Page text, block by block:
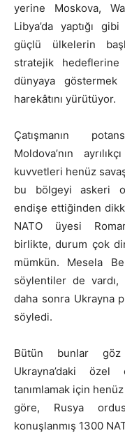
yerine Moskova,
Libya’da yaptığı
güçlü ülkelerin
stratejik hedeflerine
dünyaya
harekâtını yürütüyor.
Çatışmanın
Moldova’nın
kuvvetleri henüz
bu bölgeyi askeri
endişe ettiğinden
NATO üyesi
birlikte, durum çok
mümkün. Mesela
söylentiler de
daha sonra Ukrayna
söyledi.
Bütün bunlar göz
Ukrayna’daki
tanımlamak için
göre, Rusya
konuşlanmış 1300